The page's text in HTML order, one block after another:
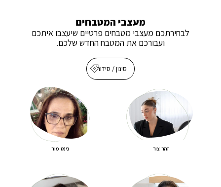
מעצבי המטבחים
לבחירתכם מעצבי מטבחים פרטיים שיעצבו איתכם
ועבורכם את המטבח החדש שלכם.
סינון / סידור
זהר צור נינט מור